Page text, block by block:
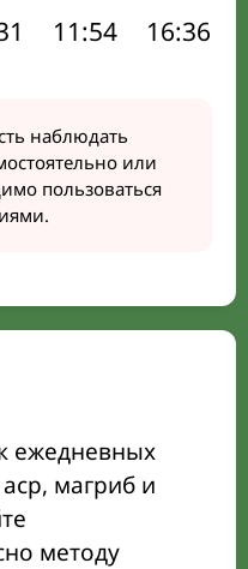
11:54 16:36
наблюдать
или
пользоваться
ежедневных
магриб и
методу